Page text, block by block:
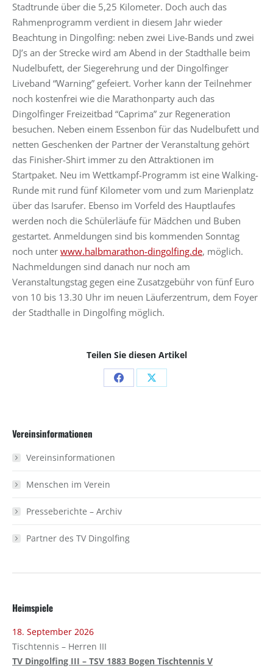
Stadtrunde über die 5,25 Kilometer. Doch auch das
Rahmenprogramm verdient in diesem Jahr wieder
Beachtung in Dingolfing: neben zwei Live-Bands und zwei
DJ’s an der Strecke wird am Abend in der Stadthalle beim
Nudelbufett, der Siegerehrung und der Dingolfinger
Liveband “Warning” gefeiert. Vorher kann der Teilnehmer
noch kostenfrei wie die Marathonparty auch das
Dingolfinger Freizeitbad “Caprima” zur Regeneration
besuchen. Neben einem Essenbon für das Nudelbufett und
netten Geschenken der Partner der Veranstaltung gehört
das Finisher-Shirt immer zu den Attraktionen im
Startpaket. Neu im Wettkampf-Programm ist eine Walking-
Runde mit rund fünf Kilometer vom und zum Marienplatz
über das Isarufer. Ebenso im Vorfeld des Hauptlaufes
werden noch die Schülerläufe für Mädchen und Buben
gestartet. Anmeldungen sind bis kommenden Sonntag
noch unter www.halbmarathon-dingolfing.de, möglich.
Nachmeldungen sind danach nur noch am
Veranstaltungstag gegen eine Zusatzgebühr von fünf Euro
von 10 bis 13.30 Uhr im neuen Läuferzentrum, dem Foyer
der Stadthalle in Dingolfing möglich.
Teilen Sie diesen Artikel
Share Share
Vereinsinformationen
Vereinsinformationen
Menschen im Verein
Presseberichte – Archiv
Partner des TV Dingolfing
Heimspiele
18. September 2026
Tischtennis – Herren III
TV Dingolfing III – TSV 1883 Bogen Tischtennis V